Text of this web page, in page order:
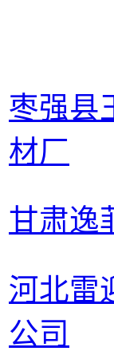
枣强县
材厂
甘肃逸
河北雷
公司